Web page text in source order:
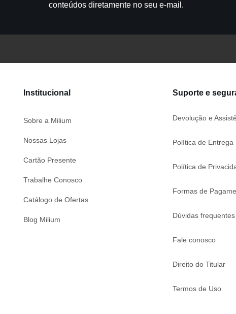
conteúdos diretamente no seu e-mail.
Institucional
Sobre a Milium
Nossas Lojas
Cartão Presente
Trabalhe Conosco
Catálogo de Ofertas
Blog Milium
Suporte e
Devolução e
Política de Entrega
Política de
Formas de
Dúvidas frequentes
Fale conosco
Direito do Titular
Termos de Uso